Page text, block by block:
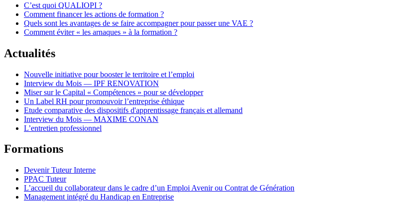
C’est quoi QUALIOPI ?
Comment financer les actions de formation ?
Quels sont les avantages de se faire accompagner pour passer une VAE ?
Comment éviter « les arnaques » à la formation ?
Actualités
Nouvelle initiative pour booster le territoire et l’emploi
Interview du Mois — IPF RENOVATION
Miser sur le Capital « Compétences » pour se développer
Un Label RH pour promouvoir l’entreprise éthique
Etude comparative des dispositifs d'apprentissage français et allemand
Interview du Mois — MAXIME CONAN
L’entretien professionnel
Formations
Devenir Tuteur Interne
PPAC Tuteur
L’accueil du collaborateur dans le cadre d’un Emploi Avenir ou Contrat de Génération
Management intégré du Handicap en Entreprise